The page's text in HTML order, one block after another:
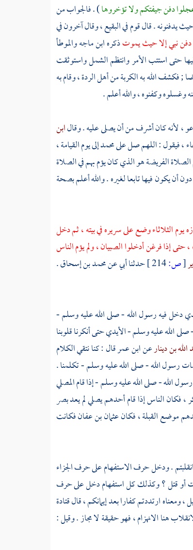
دفن جيفتكم ولا تؤخروها) . فالجواب من
يدفنونه . قال قوم فيالبقيع، وقال آخرون في
دفن نبي إلا حيث يموتذكرهابن ماجهوالموطأ
حتى استتب الأمر وانتظم الشمل واستوثقت
فكشف الله به الكربة من أهل الردة ، وقام به
وغسلوه وكفنوه ، والله أعلم .
، لأنه كان أشرف من أن يصلى عليه . وقالابن
، فيقول : اللهم صل علىمحمدإلى يوم القيامة ،
الفريضة هو الذي كان يؤم بهم في الصلاة
أن يكون فيها تابعا لغيره . والله أعلم بصحة
يوم الثلاثاء وضع على سريره في بيته ، ثم دخل
إذا فرغن أدخلوا الصبيان ، ولم يؤم الناس
[ص: حدثنا أبي عنمحمد بن إسحاق.
دخل فيه رسول الله - صلى الله عليه وسلم -
الله عليه وسلم - الأيدي حتى أنكرنا قلوبنا
الله بن دينارعنابن عمرقال : كنا نتقي الكلام
مات رسول الله - صلى الله عليه وسلم - تكلمنا .
الله - صلى الله عليه وسلم - إذا قام المصلي
، فكان الناس إذا قام أحدهم يصلي لم يعد بصر
موضع القبلة ، فكانعثمان بن عفانفكانت
. ودخل حرف الاستفهام على حرف الجزاء
أو قتل ؟ وكذلك كل استفهام دخل على حرف
، ومعناه ارتددتم كفارا بعد إيمانكم ، قالقتادة
هنا الانهزام ، فهو حقيقة لا مجاز . وقيل :